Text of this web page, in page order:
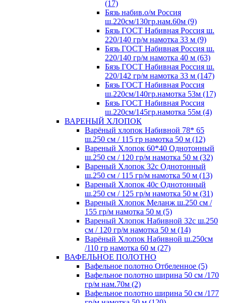
(17)
Бязь набив.о/м Россия
ш.220см/130гр.нам.60м (9)
Бязь ГОСТ Набивная Россия ш.
220/140 гр/м намотка 33 м (9)
Бязь ГОСТ Набивная Россия ш.
220/140 гр/м намотка 40 м (63)
Бязь ГОСТ Набивная Россия ш.
220/142 гр/м намотка 33 м (147)
Бязь ГОСТ Набивная Россия
ш.220см/140гр.намотка 53м (17)
Бязь ГОСТ Набивная Россия
ш.220см/145гр.намотка 55м (4)
ВАРЕНЫЙ ХЛОПОК
Варёный хлопок Набивной 78* 65
ш.250 см / 115 гр намотка 50 м (12)
Вареный Хлопок 60*40 Однотонный
ш.250 см / 120 гр/м намотка 50 м (32)
Вареный Хлопок 32с Однотонный
ш.250 см / 115 гр/м намотка 50 м (13)
Вареный Хлопок 40с Однотонный
ш.250 см / 125 гр/м намотка 50 м (31)
Вареный Хлопок Меланж ш.250 см /
155 гр/м намотка 50 м (5)
Вареный Хлопок Набивной 32с ш.250
см / 120 гр/м намотка 50 м (14)
Варёный Хлопок Набивной ш.250см
/110 гр намотка 60 м (27)
ВАФЕЛЬНОЕ ПОЛОТНО
Вафельное полотно Отбеленное (5)
Вафельное полотно ширина 50 см /170
гр/м нам.70м (2)
Вафельное полотно ширина 50 см /177